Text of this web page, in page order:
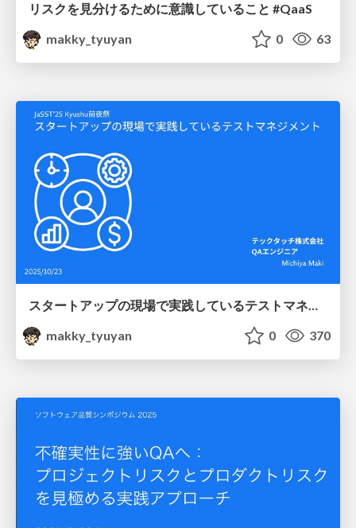
リスクを見分けるために意識していること #QaaS
makky_tyuyan
0 63
スタートアップの現場で実践しているテストマネジメント #jasst_kyushu
makky_tyuyan
0 370